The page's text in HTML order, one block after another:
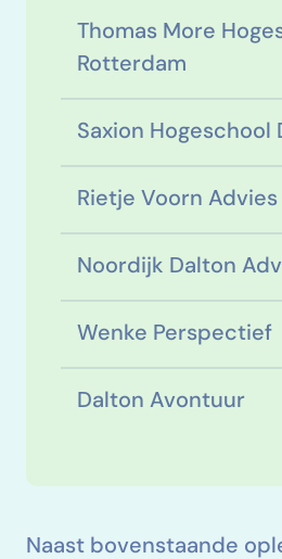
Thomas More
Rotterdam
Saxion Hogeschool
Rietje Voorn Advies
Noordijk Dalton
Wenke Perspectief
Dalton Avontuur
Naast bovenstaande